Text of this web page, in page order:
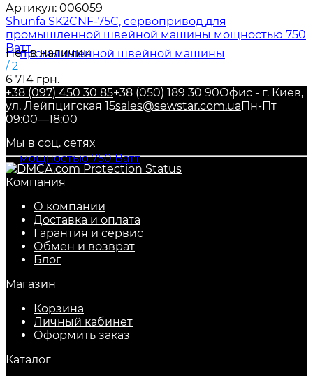
Артикул: 006059
Shunfa SK2CNF-75C, сервопривод для
промышленной швейной машины мощностью 750
Ватт
Нет в наличии
/ 2
6 714 грн.
+38 (097) 450 30 85+38 (050) 189 30 90Офис - г. Киев,
ул. Лейпцигская 15sales@sewstar.com.uaПн-Пт
09:00—18:00
Мы в соц. сетях
Компания
О компании
Доставка и оплата
Гарантия и сервис
Обмен и возврат
Блог
Магазин
Корзина
Личный кабинет
Оформить заказ
Каталог